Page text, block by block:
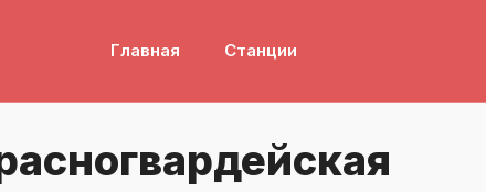
Главная Станции